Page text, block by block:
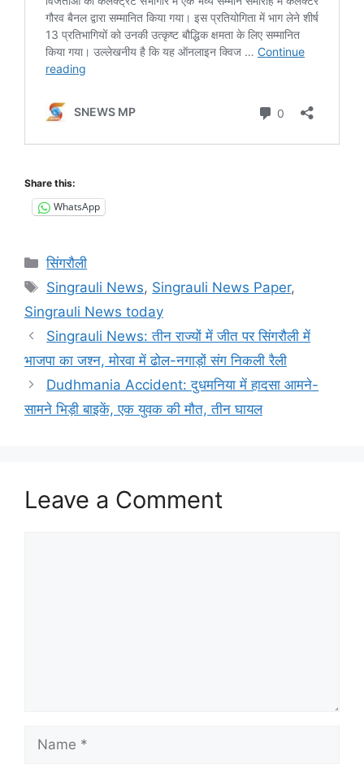
Share this:
WhatsApp
Categories
सिंगरौली
Tags
Singrauli News, Singrauli News Paper,
Singrauli News today
Singrauli News: तीन राज्यों में जीत पर सिंगरौली में
भाजपा का जश्न, मोरवा में ढोल-नगाड़ों संग निकली रैली
Dudhmania Accident: दुधमनिया में हादसा आमने-
सामने भिड़ी बाइकें, एक युवक की मौत, तीन घायल
Leave a Comment